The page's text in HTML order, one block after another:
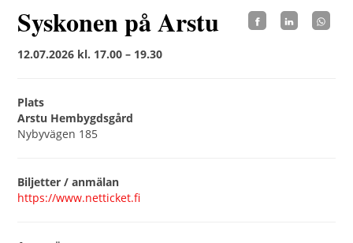
Syskonen på Arstu
12.07.2026 kl. 17.00 – 19.30
Plats
Arstu Hembygdsgård
Nybyvägen 185
Biljetter / anmälan
https://www.netticket.fi